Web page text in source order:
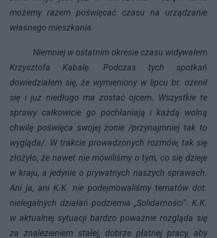
możemy razem poświęcać czasu na urządzanie
własnego mieszkania.
Niemniej w ostatnim okresie czasu widywałem
Krzysztofa Kabalę. Podczas tych spotkań
dowiedziałem się, że wymieniony w lipcu br. ożenił
się i już niedługo ma zostać ojcem. Wszystkie te
sprawy całkowicie go pochłaniają i każdą wolną
chwilę poświęca swojej żonie /przynajmniej tak to
wygląda/. W trakcie prowadzonych rozmów, tak się
złożyło, że nawet nie mówiliśmy o tym, co się dzieje
w kraju, a jedynie o prywatnych naszych sprawach.
Ani ja, ani K.K. nie podejmowaliśmy tematów dot.
nielegalnych działań podziemia „Solidarności”. K.K.
w aktualnej sytuacji bardzo poważnie rozgląda się
za znalezieniem stałej, dobrze płatnej pracy, aby